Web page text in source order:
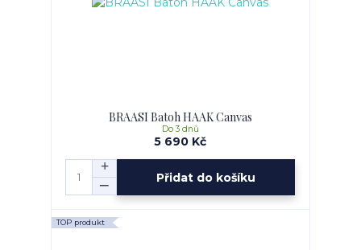
BRAASI Batoh HAAK Canvas
5 690 Kč
Do 3 dnů
Přidat do košíku
TOP produkt